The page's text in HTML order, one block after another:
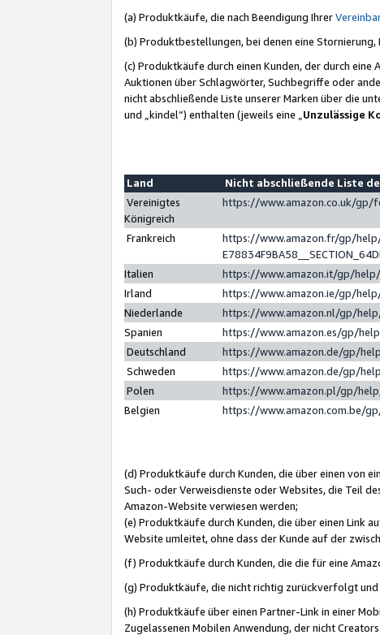
(a) Produktkäufe, die nach Beendigung Ihrer
(b) Produktbestellungen, bei denen eine
(c) Produktkäufe durch einen Kunden, der durch eine
Auktionen über Schlagwörter, Suchbegriffe oder
nicht abschließende Liste unserer Marken über die
und „kindel“) enthalten (jeweils eine „ Unzulässige
Land
Nicht abschließende Liste
Vereinigtes
Königreich
https://www.amazon.co.uk/gp/
Frankreich
https://www.amazon.fr/gp/
Italien
https://www.amazon.it/gp/
Irland
https://www.amazon.ie/gp/
Niederlande
https://www.amazon.nl/gp/
Spanien
https://www.amazon.es/gp/
Deutschland
https://www.amazon.de/gp/
Schweden
https://www.amazon.de/gp/
Polen
https://www.amazon.pl/gp/
Belgien
https://www.amazon.com.be/
(d) Produktkäufe durch Kunden, die über einen von
Such- oder Verweisdienste oder Websites, die Teil
Amazon-Website verwiesen werden;
(e) Produktkäufe durch Kunden, die über einen Link
Website umleitet, ohne dass der Kunde auf der
(f) Produktkäufe durch Kunden, die die für eine
(g) Produktkäufe, die nicht richtig zurückverfolgt
(h) Produktkäufe über einen Partner-Link in einer
Zugelassenen Mobilen Anwendung, der nicht